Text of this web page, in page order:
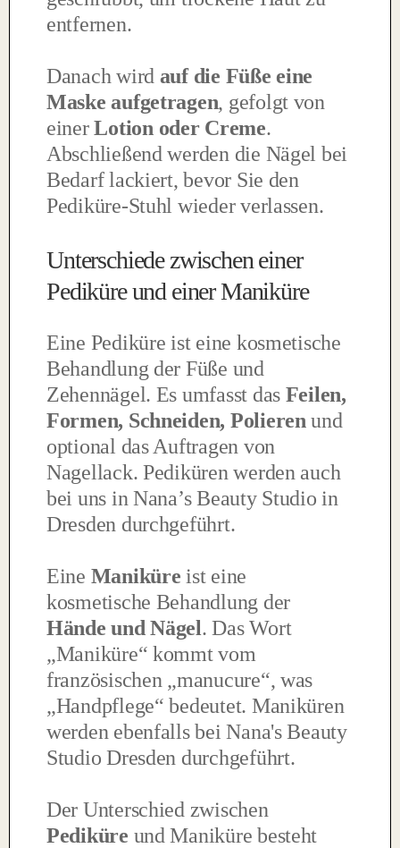
entfernen.
Danach wird auf die Füße eine
Maske aufgetragen, gefolgt von
einerLotion oder Creme.
Abschließend werden die Nägel bei
Bedarf lackiert, bevor Sie den
Pediküre-Stuhl wieder verlassen.
Unterschiede zwischen einer
Pediküre und einer Maniküre
Eine Pediküre ist eine kosmetische
Behandlung der Füße und
Zehennägel. Es umfasst das Feilen,
Formen, Schneiden, Polierenund
optional das Auftragen von
Nagellack. Pediküren werden auch
bei uns in Nana’s Beauty Studio in
Dresden durchgeführt.
Eine Maniküre ist eine
kosmetische Behandlung der
Hände und Nägel. Das Wort
„Maniküre“ kommt vom
französischen „manucure“, was
„Handpflege“ bedeutet. Maniküren
werden ebenfalls bei Nana's Beauty
Studio Dresden durchgeführt.
Der Unterschied zwischen
Pediküre und Maniküre besteht